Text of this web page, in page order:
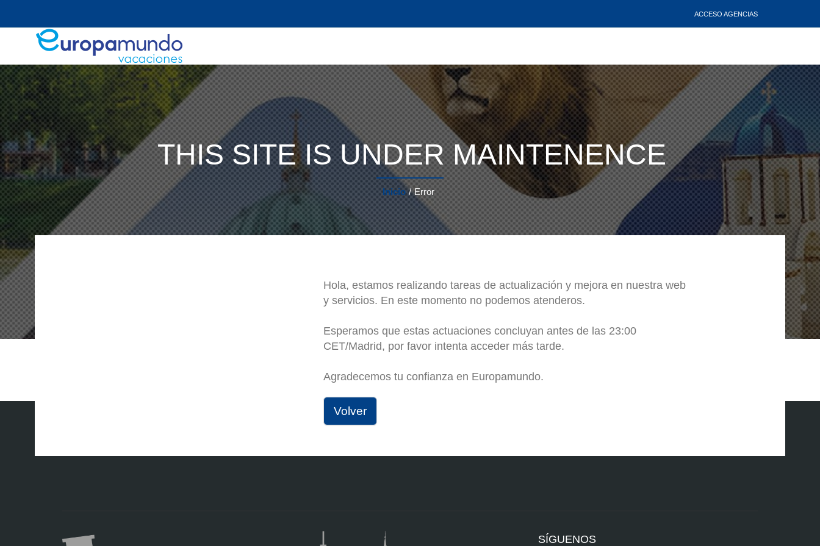
ACCESO AGENCIAS
THIS SITE IS UNDER MAINTENENCE
Inicio / Error
Hola, estamos realizando tareas de actualización y mejora en nuestra web
y servicios. En este momento no podemos atenderos.
Esperamos que estas actuaciones concluyan antes de las 23:00
CET/Madrid, por favor intenta acceder más tarde.
Agradecemos tu confianza en Europamundo.
Volver
SÍGUENOS